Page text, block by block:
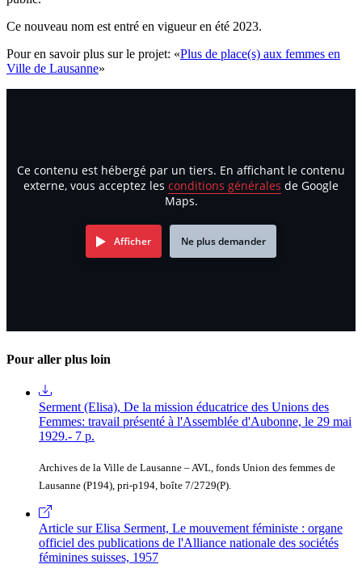
Ce nouveau nom est entré en vigueur en été 2023.
Pour en savoir plus sur le projet: «Plus de place(s) aux femmes en
Ville de Lausanne»
Ce contenu est hébergé par un tiers. En affichant le contenu
externe, vous acceptez les conditions générales de Google
Maps.
Afficher Ne plus demander
Pour aller plus loin
Serment (Elisa), De la mission éducatrice des Unions des
Femmes: travail présenté à l'Assemblée d'Aubonne, le 29 mai
1929.- 7 p.
Archives de la Ville de Lausanne – AVL, fonds Union des femmes de
Lausanne (P194), pri-p194, boîte 7/2729(P).
Article sur Elisa Serment, Le mouvement féministe : organe
officiel des publications de l'Alliance nationale des sociétés
féminines suisses, 1957